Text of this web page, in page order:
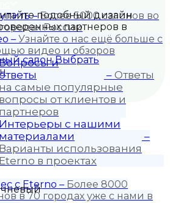
–Более 5000 салонов во
России
– Узнайте о нас ещё больше с
видео и обзоров
и
– Ответы
на самые популярные
вопросы от клиентов и
партнеров
Интерьеры с нашими
материалами
–
Варианты использования
Eterno в проектах
с Eternо – Более 8000
в 70 городах уже с нами в
подобный дизайн
партнеров в
салон Выбрать